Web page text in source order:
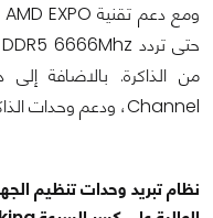
Channel، ودعم وحدات الذاكرة non-ECC Un-buffered .